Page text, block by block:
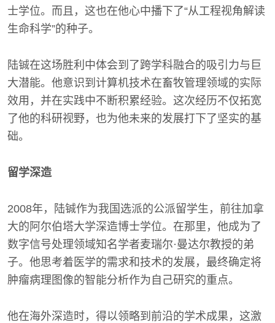
士学位。而且，这也在他心中播下了“从工程视角解读
生命科学”的种子。
陆铖在这场胜利中体会到了跨学科融合的吸引力与巨
大潜能。他意识到计算机技术在畜牧管理领域的实际
效用，并在实践中不断积累经验。这次经历不仅拓宽
了他的科研视野，也为他未来的发展打下了坚实的基
础。
留学深造
2008年，陆铖作为我国选派的公派留学生，前往加拿
大的阿尔伯塔大学深造博士学位。在那里，他成为了
数字信号处理领域知名学者麦瑞尔·曼达尔教授的弟
子。他思考着医学的需求和技术的发展，最终确定将
肿瘤病理图像的智能分析作为自己研究的重点。
他在海外深造时，得以领略到前沿的学术成果，这激